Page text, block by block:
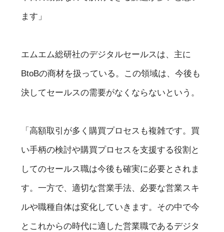
ます」
エムエム総研社のデジタルセールスは、主に
BtoBの商材を扱っている。この領域は、今後も
決してセールスの需要がなくならないという。
「高額取引が多く購買プロセスも複雑です。買
い手柄の検討や購買プロセスを支援する役割と
してのセールス職は今後も確実に必要とされま
す。一方で、適切な営業手法、必要な営業スキ
ルや職種自体は変化していきます。その中で今
とこれからの時代に適した営業職であるデジタ